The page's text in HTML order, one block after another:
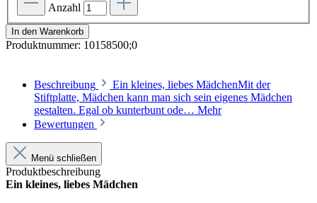
Anzahl
In den Warenkorb
Produktnummer: 10158500;0
Beschreibung
Ein kleines, liebes MädchenMit der
Stiftplatte, Mädchen kann man sich sein eigenes Mädchen
gestalten. Egal ob kunterbunt ode… Mehr
Bewertungen
Menü schließen
Produktbeschreibung
Ein kleines, liebes Mädchen